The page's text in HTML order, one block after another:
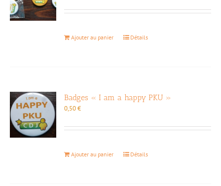
choisies
page
Ajouter au panier Détails
Badges « I am a happy PKU »
0,50€
Ajouter au panier Détails